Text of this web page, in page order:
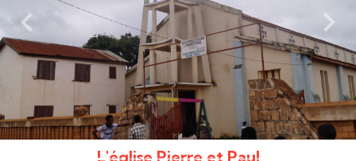
L'église Pierre et Paul